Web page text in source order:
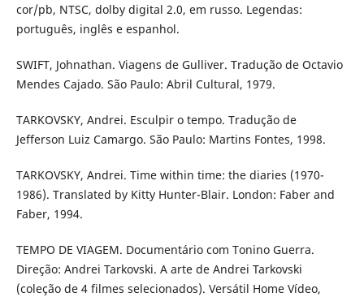
cor/pb, NTSC, dolby digital 2.0, em russo. Legendas:
português, inglês e espanhol.
SWIFT, Johnathan. Viagens de Gulliver. Tradução de Octavio
Mendes Cajado. São Paulo: Abril Cultural, 1979.
TARKOVSKY, Andrei. Esculpir o tempo. Tradução de
Jefferson Luiz Camargo. São Paulo: Martins Fontes, 1998.
TARKOVSKY, Andrei. Time within time: the diaries (1970-
1986). Translated by Kitty Hunter-Blair. London: Faber and
Faber, 1994.
TEMPO DE VIAGEM. Documentário com Tonino Guerra.
Direção: Andrei Tarkovski. A arte de Andrei Tarkovski
(coleção de 4 filmes selecionados). Versátil Home Vídeo,